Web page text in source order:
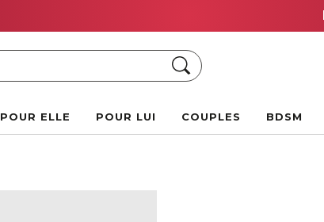
Jusqu'à 70 % de
Chercher
POUR ELLE POUR LUI COUPLES BDSM